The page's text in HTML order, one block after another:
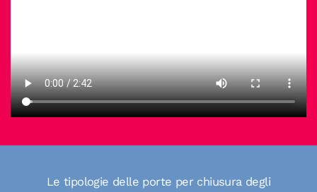
Le tipologie delle porte per chiusura degli